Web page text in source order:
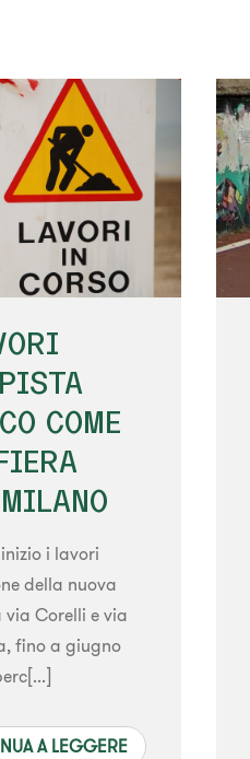
COME
i lavori
della nuova
Corelli e via
fino a giugno
A LEGGERE